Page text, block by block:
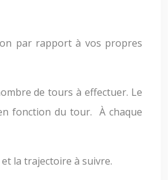
par rapport à vos propres
de tours à effectuer. Le
fonction du tour. À chaque
la trajectoire à suivre.